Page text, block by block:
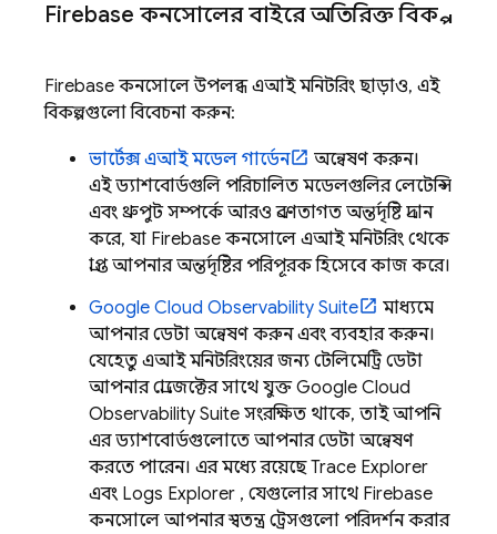
Firebase কনসোলের বাইরে অতিরিক্ত বিকল্প
Firebase কনসোলে উপলব্ধ এআই মনিটরিং ছাড়াও, এই
বিকল্পগুলো বিবেচনা করুন:
ভার্টেক্স এআই মডেল গার্ডেন
অন্বেষণ করুন।
এই ড্যাশবোর্ডগুলি পরিচালিত মডেলগুলির লেটেন্সি
এবং থ্রুপুট সম্পর্কে আরও প্রবণতাগত অন্তর্দৃষ্টি প্রদান
করে, যা Firebase কনসোলে এআই মনিটরিং থেকে
প্রাপ্ত আপনার অন্তর্দৃষ্টির পরিপূরক হিসেবে কাজ করে।
Google Cloud Observability Suite
মাধ্যমে
আপনার ডেটা অন্বেষণ করুন এবং ব্যবহার করুন।
যেহেতু এআই মনিটরিংয়ের জন্য টেলিমেট্রি ডেটা
আপনার প্রোজেক্টের সাথে যুক্তGoogle Cloud
Observability Suite সংরক্ষিত থাকে, তাই আপনি
এর ড্যাশবোর্ডগুলোতে আপনার ডেটা অন্বেষণ
করতে পারেন। এর মধ্যে রয়েছেTrace Explorer
এবং Logs Explorer , যেগুলোর সাথে Firebase
কনসোলে আপনার স্বতন্ত্র ট্রেসগুলো পরিদর্শন করার